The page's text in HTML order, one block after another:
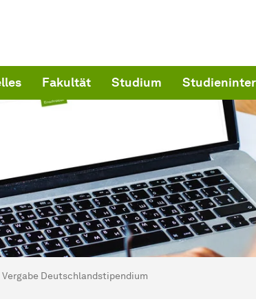
Fakultät Studium
hier:
Architektur und Bauingenieurwesen - Startseite
Vergabe Deutschlandstipendium